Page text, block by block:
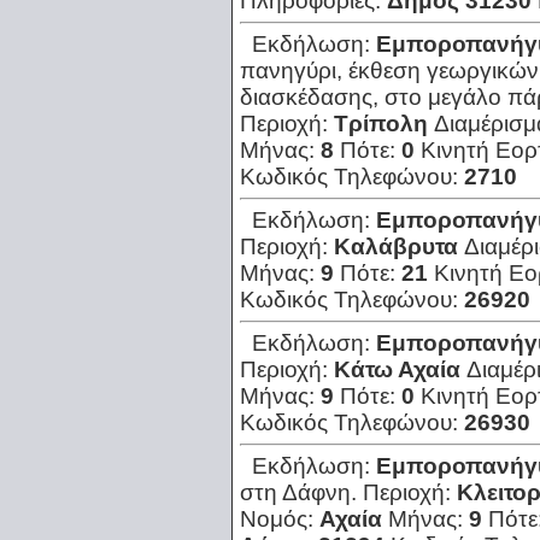
Εκδήλωση:
πανηγύρι, έκθεση
διασκέδασης, στο μεγάλο
Περιοχή: Τρίπολη
Μήνας: 8 Πότε: 0 Κινητή
Κωδικός Τηλεφώνου: 2710
Εκδήλωση:
Περιοχή: Καλάβρυτα
Μήνας: 9 Πότε: 21 Κινητή
Κωδικός Τηλεφώνου: 26920
Εκδήλωση:
Περιοχή: Κάτω Αχαία
Μήνας: 9 Πότε: 0 Κινητή
Κωδικός Τηλεφώνου: 26930
Εκδήλωση:
στη Δάφνη. Περιοχή:
Νομός: Αχαία Μήνας: 9